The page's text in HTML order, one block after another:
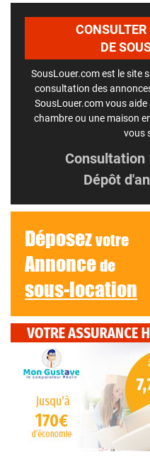
DE
SousLouer.com est le site
consultation des
SousLouer.com vous
chambre ou une maison
vous
Consultation
Dépôt
Déposezvotre
Annoncede
sous-location